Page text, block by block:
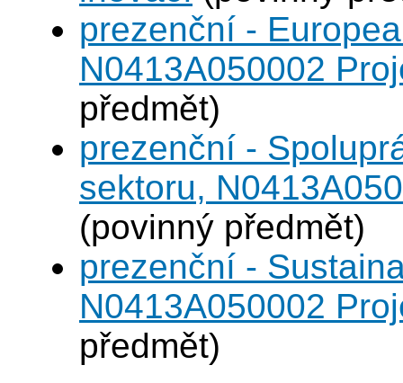
prezenční -
N0413A050002
předmět)
prezenční -
sektoru,
(povinný předmět)
prezenční -
N0413A050002
předmět)